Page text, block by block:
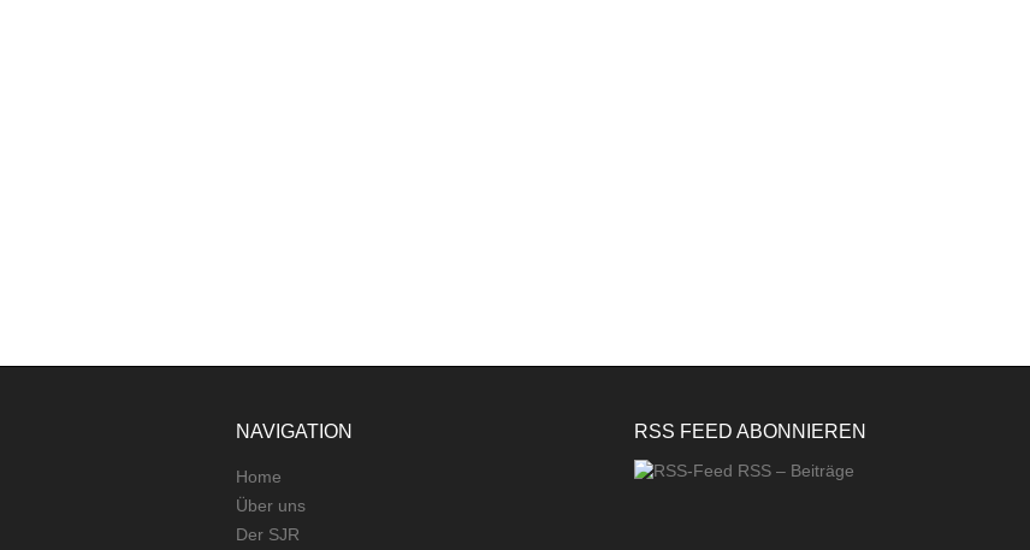
NAVIGATION
Home
Über uns
Der SJR
RSS FEED ABONNIEREN
RSS – Beiträge